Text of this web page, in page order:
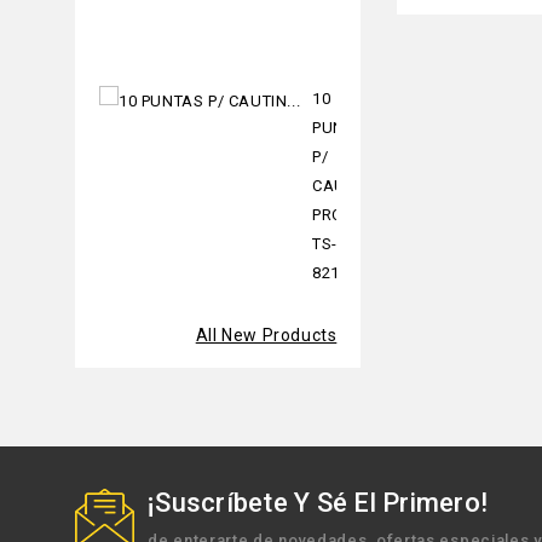
10
PUNTAS
P/
CAUTIN
PROSKIT
TS-
821X10T
All New Products
¡Suscríbete Y Sé El Primero!